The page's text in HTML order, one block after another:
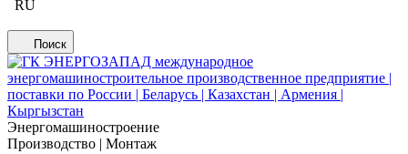
RU
Поиск
Энергомашиностроение
Производство | Монтаж